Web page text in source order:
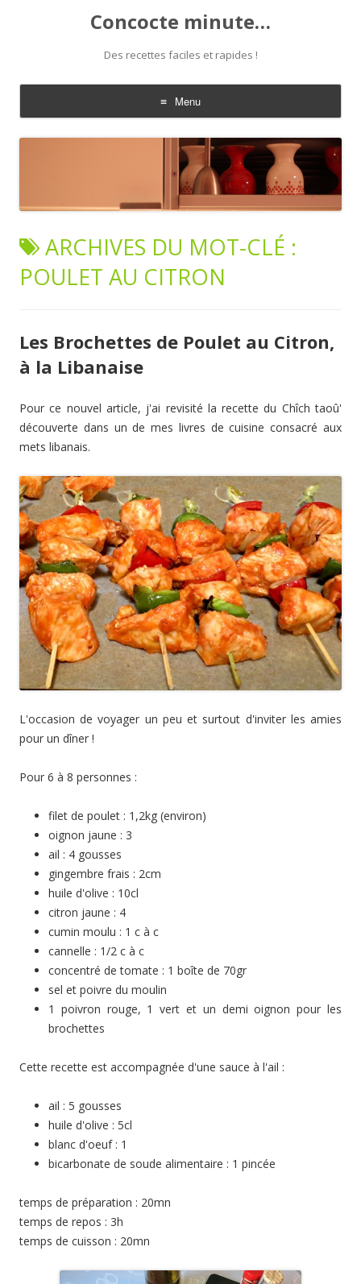
Concocte minute…
Des recettes faciles et rapides !
Menu
Aller
au
ARCHIVES DU MOT-CLÉ :
POULET AU CITRON
Les Brochettes de Poulet au Citron,
à la Libanaise
Pour ce nouvel article, j'ai revisité la recette du Chîch taoû'
découverte dans un de mes livres de cuisine consacré aux
mets libanais.
L'occasion de voyager un peu et surtout d'inviter les amies
pour un dîner !
Pour 6 à 8 personnes :
filet de poulet : 1,2kg (environ)
oignon jaune : 3
ail : 4 gousses
gingembre frais : 2cm
huile d'olive : 10cl
citron jaune : 4
cumin moulu : 1 c à c
cannelle : 1/2 c à c
concentré de tomate : 1 boîte de 70gr
sel et poivre du moulin
1 poivron rouge, 1 vert et un demi oignon pour les
brochettes
Cette recette est accompagnée d'une sauce à l'ail :
ail : 5 gousses
huile d'olive : 5cl
blanc d'oeuf : 1
bicarbonate de soude alimentaire : 1 pincée
temps de préparation : 20mn
temps de repos : 3h
temps de cuisson : 20mn